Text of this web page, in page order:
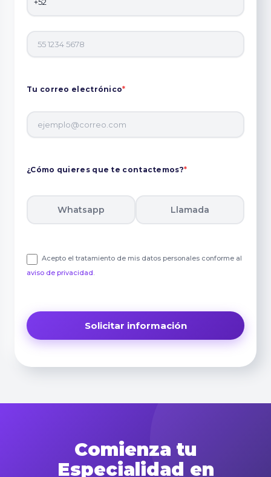
Tu correo electrónico*
¿Cómo quieres que te contactemos?*
Whatsapp Llamada
Acepto el tratamiento de mis datos personales conforme al
aviso de privacidad.
Comienza tu
Especialidad en